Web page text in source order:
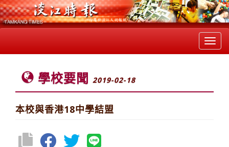
學校要聞 2019-02-18
本校與香港18中學結盟